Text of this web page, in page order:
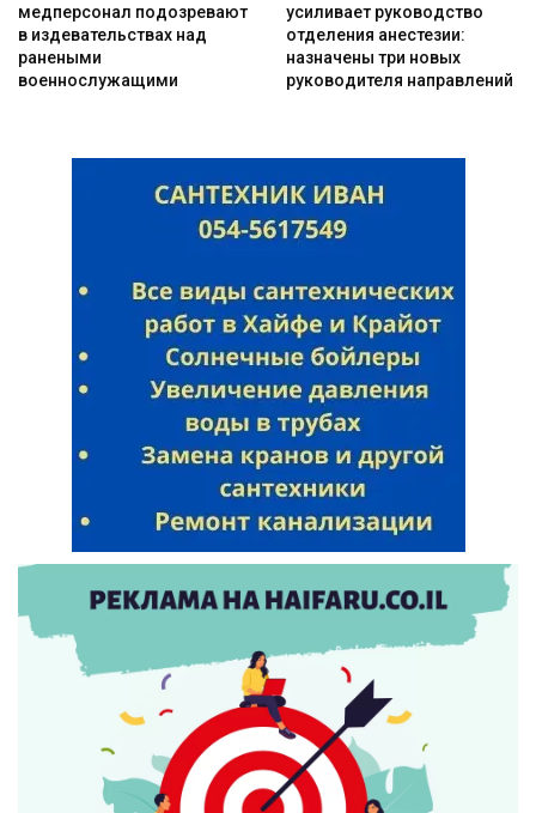
медперсонал подозревают
в издевательствах над
ранеными
военнослужащими
усиливает руководство
отделения анестезии:
назначены три новых
руководителя направлений